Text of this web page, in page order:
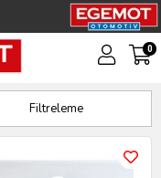
0
Filtreleme